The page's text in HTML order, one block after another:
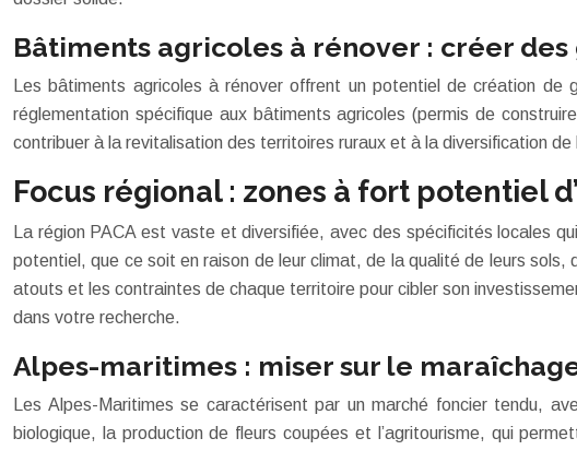
Bâtiments agricoles à rénover : créer
Les bâtiments agricoles à rénover offrent un potentiel de création
réglementation spécifique aux bâtiments agricoles (permis de
contribuer à la revitalisation des territoires ruraux et à la diversification de
Focus régional : zones à fort potentiel
La région PACA est vaste et diversifiée, avec des spécificités locales
potentiel, que ce soit en raison de leur climat, de la qualité de leurs
atouts et les contraintes de chaque territoire pour cibler son
dans votre recherche.
Alpes-maritimes : miser sur le
Les Alpes-Maritimes se caractérisent par un marché foncier tendu,
biologique, la production de fleurs coupées et l’agritourisme, qui